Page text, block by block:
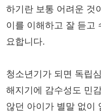
하기란 보통 어려운 것
이를 이해하고 잘 듣고
요합니다.
청소년기가 되면 독립
해지기에 감수성도 민
않던 아이가 별말 없이